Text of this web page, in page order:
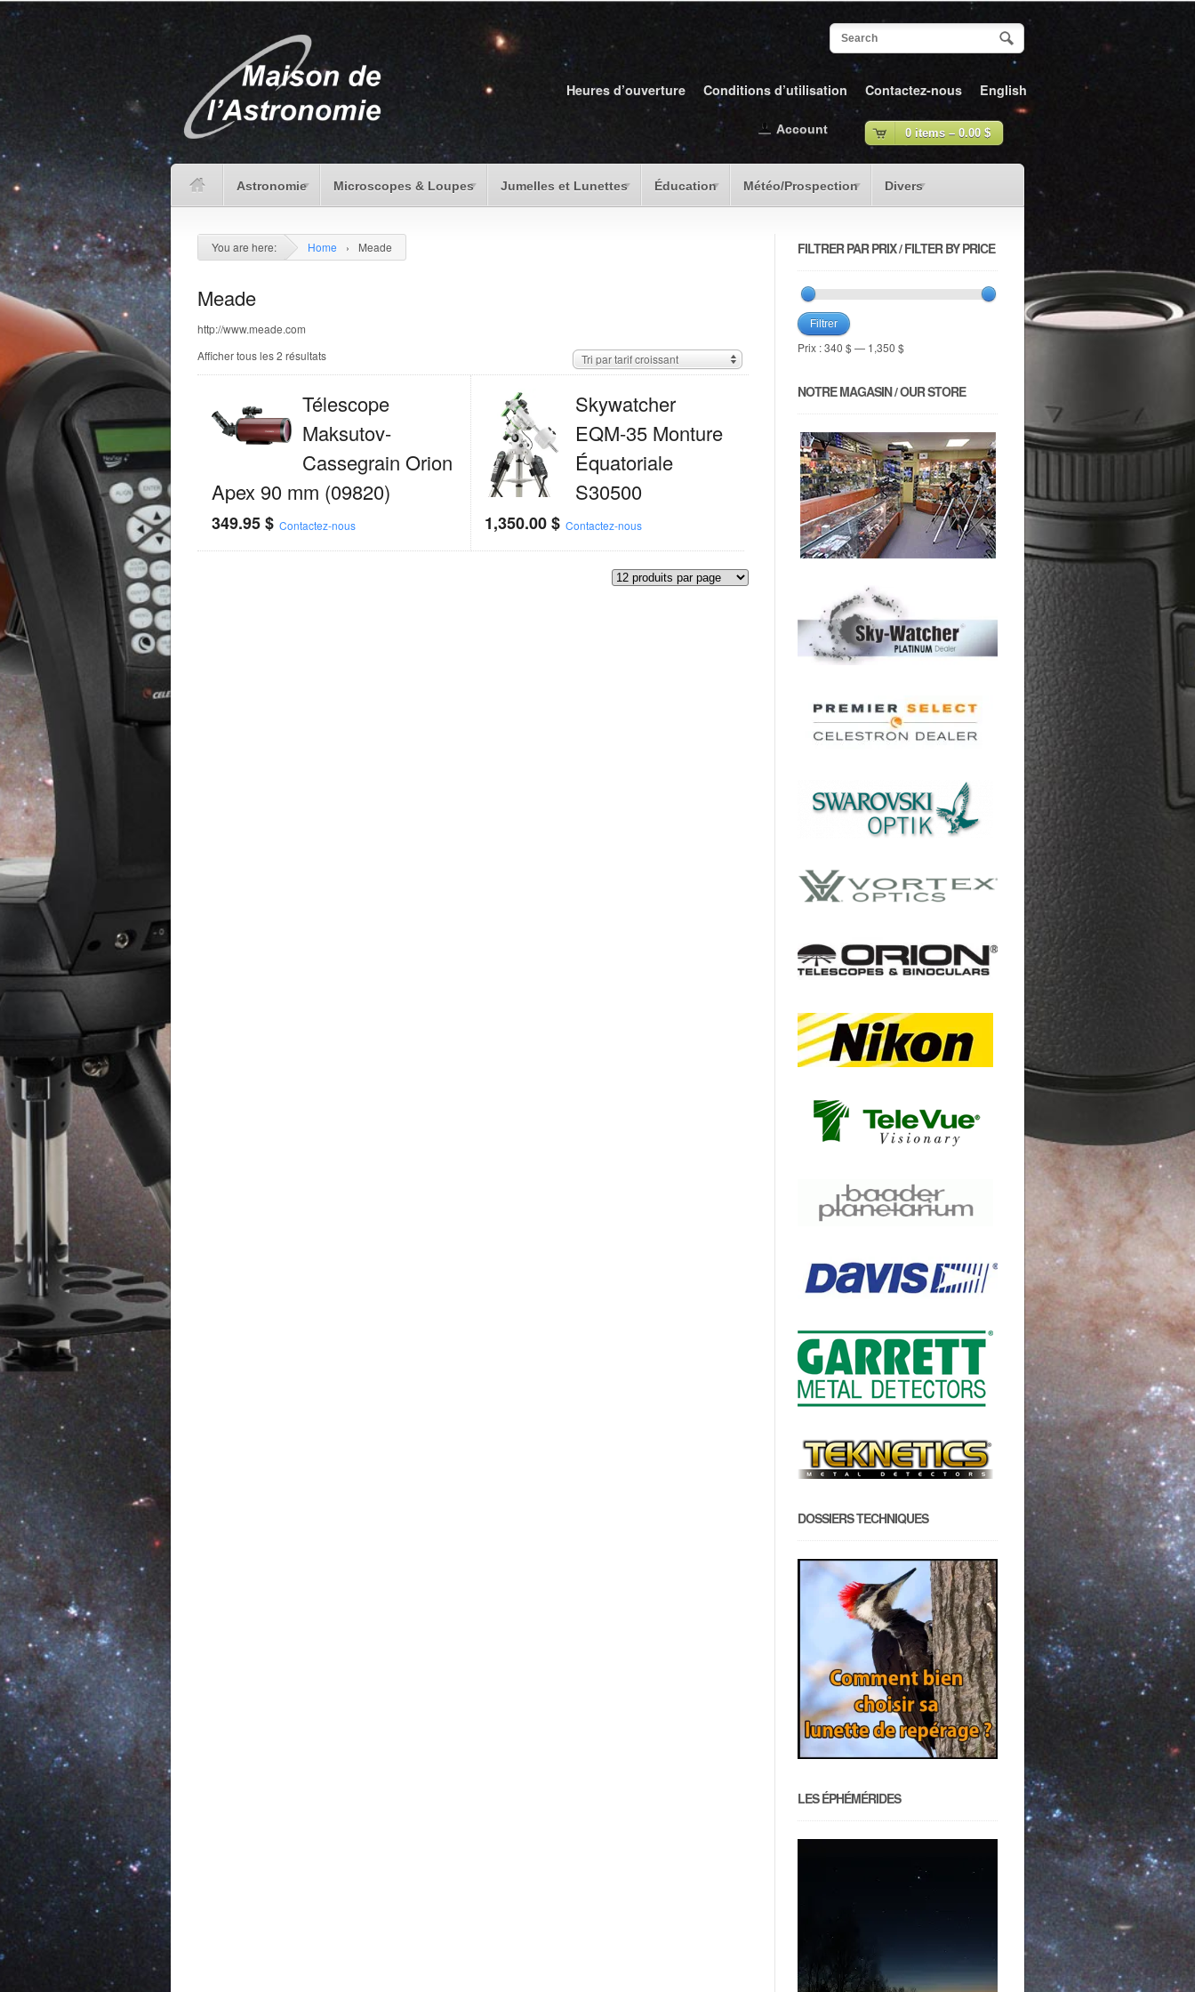
Heures d’ouverture Conditions d’utilisation Contactez-nous English
Astronomie Microscopes & Loupes Jumelles et Lunettes Éducation Météo/Prospection Divers
0 items – 0.00 $
Account
You are here: Home › Meade
Meade
http://www.meade.com
Afficher tous les 2 résultats
Tri par tarif croissant
Télescope
Maksutov-
Cassegrain Orion
Apex 90 mm (09820)
349.95$ Contactez-nous
Skywatcher
EQM-35 Monture
Équatoriale
S30500
1,350.00$ Contactez-nous
FILTRER PAR PRIX / FILTER BY PRICE
Filtrer
Prix :340 $ — 1,350 $
NOTRE MAGASIN / OUR STORE
DOSSIERS TECHNIQUES
LES ÉPHÉMÉRIDES